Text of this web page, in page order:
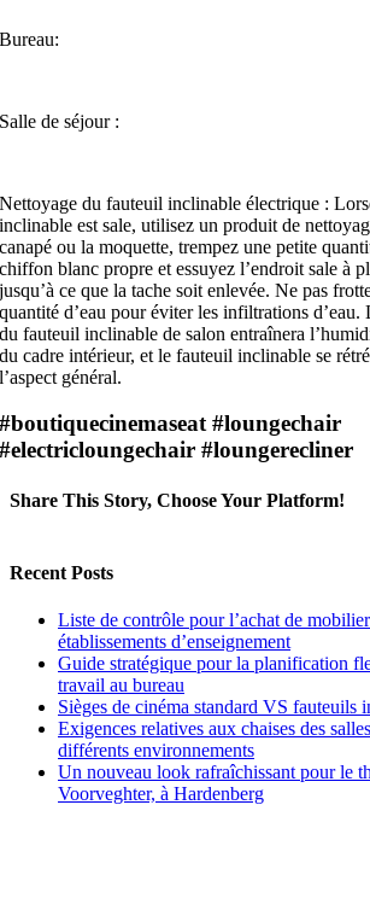
Bureau:
Salle de séjour :
Nettoyage du fauteuil inclinable électrique :
inclinable est sale, utilisez un produit de
canapé ou la moquette, trempez une petite
chiffon blanc propre et essuyez l’endroit sale à
jusqu’à ce que la tache soit enlevée. Ne pas
quantité d’eau pour éviter les infiltrations d’eau.
du fauteuil inclinable de salon entraînera
du cadre intérieur, et le fauteuil inclinable se
l’aspect général.
#boutiquecinemaseat #loungechair
#electricloungechair #loungerecliner
Share This Story, Choose Your Platform!
Recent Posts
Liste de contrôle pour l’achat de
établissements d’enseignement
Guide stratégique pour la planification
travail au bureau
Sièges de cinéma standard VS fauteuils
Exigences relatives aux chaises des
différents environnements
Un nouveau look rafraîchissant pour le
Voorveghter, à Hardenberg